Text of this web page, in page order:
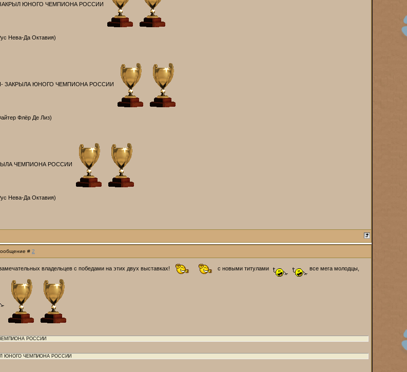
ЗАКРЫЛ ЮНОГО ЧЕМПИОНА РОССИИ
Нева-Да Октавия)
ЗАКРЫЛА ЮНОГО ЧЕМПИОНА РОССИИ
Флёр Де Лиз)
ЧЕМПИОНА РОССИИ
Нева-Да Октавия)
# 2
владельцев с победами на этих двух выставках! с новыми титулами все мега молодцы,
РОССИИ
ЮНОГО ЧЕМПИОНА РОССИИ